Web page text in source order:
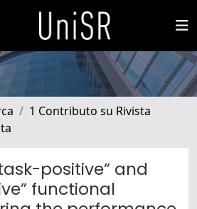
1 Contributo su Rivista
positive” and
functional